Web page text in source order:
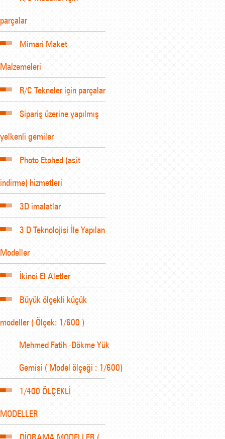
parçalar
Mimari Maket
Malzemeleri
R/C Tekneler için parçalar
Sipariş üzerine yapılmış
yelkenli gemiler
Photo Etched (asit
indirme) hizmetleri
3D imalatlar
3 D Teknolojisi İle Yapılan
Modeller
İkinci El Aletler
Büyük ölçekli küçük
modeller ( Ölçek: 1/600 )
Mehmed Fatih -Dökme Yük
Gemisi ( Model ölçeği : 1/600)
1/400 ÖLÇEKLİ
MODELLER
DİORAMA MODELLER (